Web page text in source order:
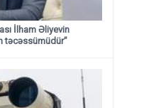
İlham Əliyevin
təcəssümüdür”